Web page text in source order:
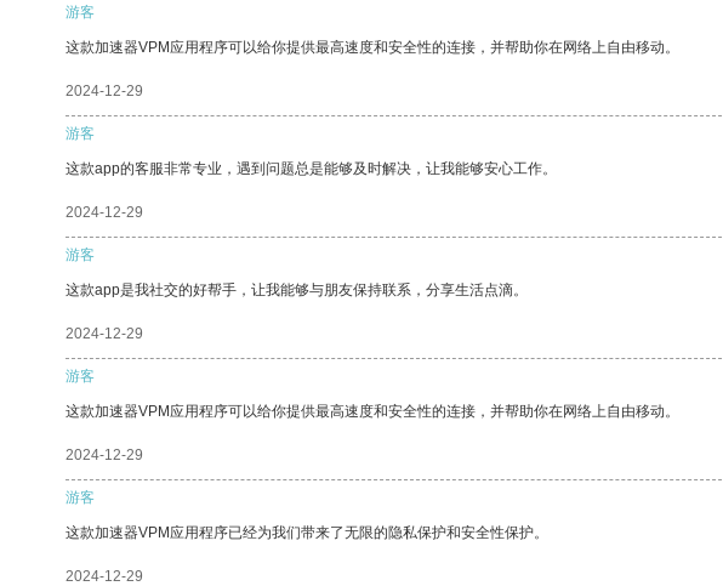
游客
这款加速器VPM应用程序可以给你提供最高速度和安全性的连接，并帮助你在网络上自由移动。
2024-12-29
游客
这款app的客服非常专业，遇到问题总是能够及时解决，让我能够安心工作。
2024-12-29
游客
这款app是我社交的好帮手，让我能够与朋友保持联系，分享生活点滴。
2024-12-29
游客
这款加速器VPM应用程序可以给你提供最高速度和安全性的连接，并帮助你在网络上自由移动。
2024-12-29
游客
这款加速器VPM应用程序已经为我们带来了无限的隐私保护和安全性保护。
2024-12-29